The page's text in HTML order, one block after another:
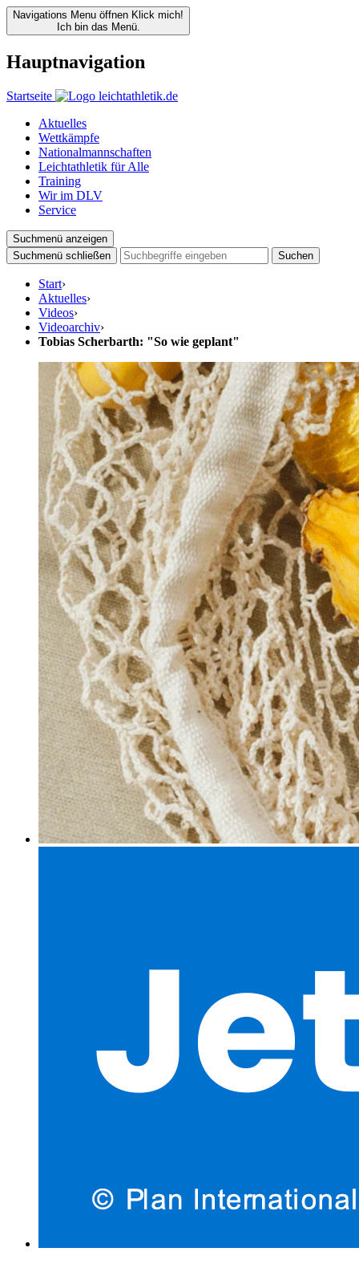
Navigations Menu öffnen Klick mich!
Ich bin das Menü.
Hauptnavigation
Startseite
Aktuelles
Wettkämpfe
Nationalmannschaften
Leichtathletik für Alle
Training
Wir im DLV
Service
Suchmenü anzeigen
Suchmenü schließen
Suchen
Start›
Aktuelles›
Videos›
Videoarchiv›
Tobias Scherbarth: "So wie geplant"